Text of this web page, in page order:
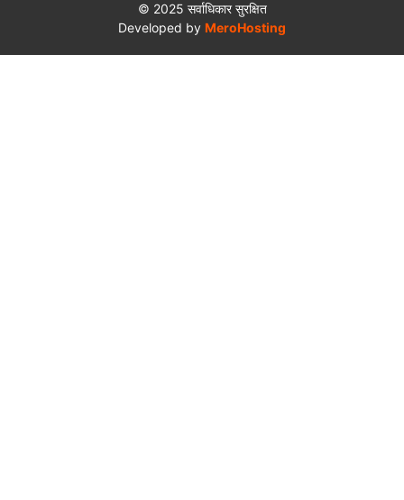
© 2025 सर्वाधिकार सुरक्षित
Developed by MeroHosting